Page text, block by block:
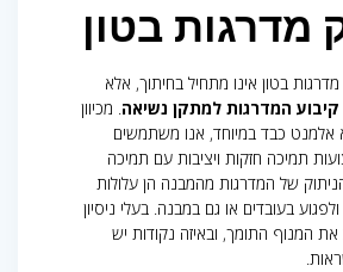
מדרגות בטון
בטון אינו מתחיל בחיתוך, אלא
קיבוע המדרגות למתקן נשיאה. מכיוון
אלמנט כבד במיוחד, אנו משתמשים
תמיכה חזקות ויציבות עם תמיכה
של המדרגות מהמבנה הן עלולות
בעובדים או גם במבנה. בעלי ניסיון
את המנוף התומך, ובאיזה נקודות יש